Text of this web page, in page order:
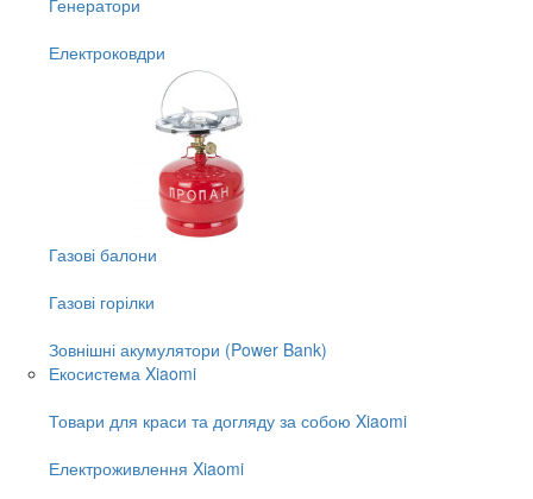
Електроковдри
Газові балони
Газові горілки
Зовнішні акумулятори (Power Bank)
Екосистема Xiaomi
Товари для краси та догляду за собою Xiaomi
Електроживлення Xiaomi